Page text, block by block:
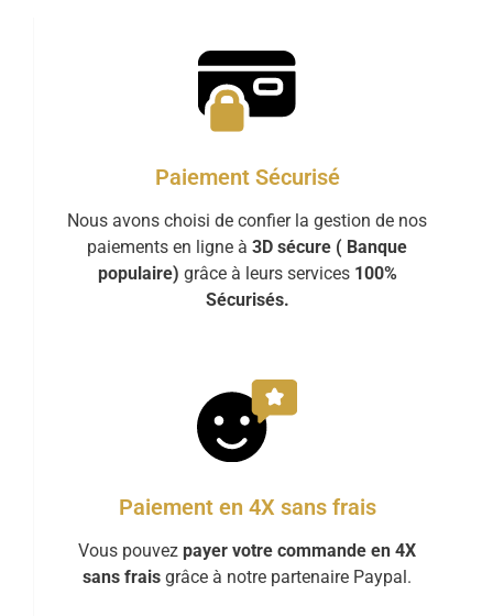
Paiement Sécurisé
Nous avons choisi de confier la gestion de nos
paiements en ligne à 3D sécure ( Banque
populaire) grâce à leurs services 100%
Sécurisés.
Paiement en 4X sans frais
Vous pouvez payer votre commande en 4X
sans frais grâce à notre partenaire Paypal.